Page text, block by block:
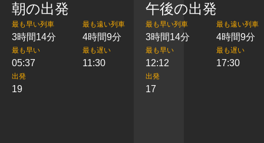
朝の出発
最も早い列車
3時間14分
最も遠い列車
4時間9分
最も早い
05:37
最も遅い
11:30
出発
19
午後の出発
最も早い列車
3時間14分
最も遠い列車
4時間9分
最も早い
12:12
最も遅い
17:30
出発
17